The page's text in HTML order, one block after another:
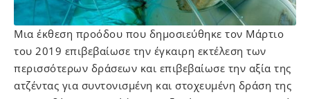
Μια έκθεση προόδου που δημοσιεύθηκε τον Μάρτιο
του 2019 επιβεβαίωσε την έγκαιρη εκτέλεση των
περισσότερων δράσεων και επιβεβαίωσε την αξία της
ατζέντας για συντονισμένη και στοχευμένη δράση της